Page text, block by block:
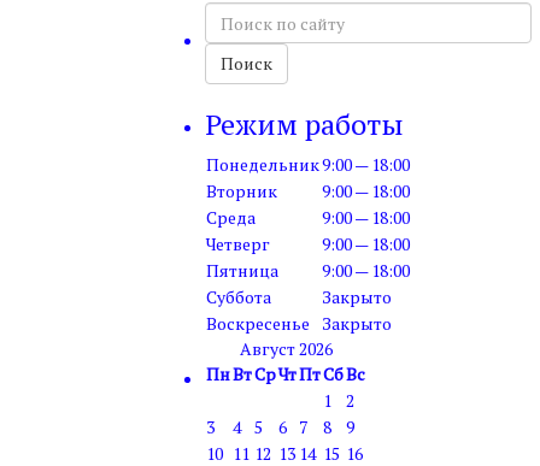
Поиск
по
сайту
Поиск
Режим работы
Понедельник9:00 — 18:00
Вторник
9:00 — 18:00
Среда
9:00 — 18:00
Четверг
9:00 — 18:00
Пятница
9:00 — 18:00
Суббота
Закрыто
Воскресенье
Закрыто
Август 2026
ПнВтСрЧтПтСбВс
1
2
3
4 5 6 7 8
9
10 11 12 13 14 15 16